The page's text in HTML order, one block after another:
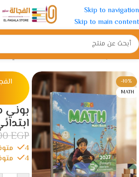
Skip to navigation
Skip to main content
الرئيسية/الإبتدائية/الصف الخامس الأبتدائي
-10%
MATH
بوني
EGP
4 متوفر في المخزون
4 متوفر في المخزون